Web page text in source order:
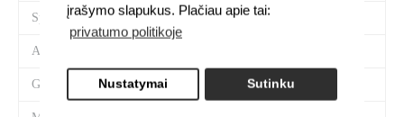
įrašymo slapukus. Plačiau apie tai:
privatumo politikoje
Nustatymai Sutinku
Spalva Pilka
Atstumas tarp dviračių
Gabenti dviračiamas iki 29"